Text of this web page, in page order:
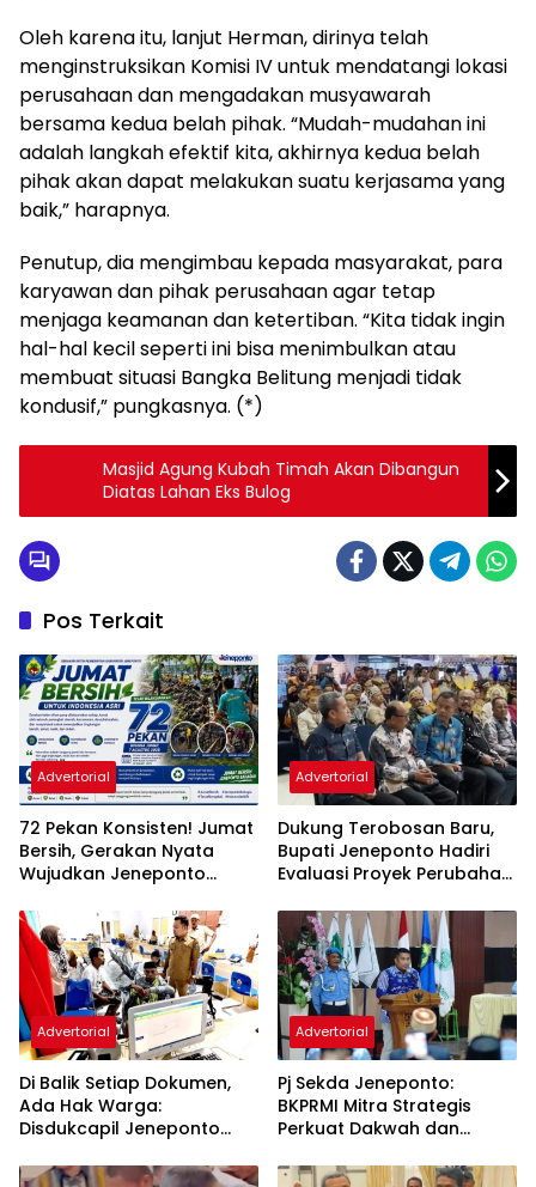
Oleh karena itu, lanjut Herman, dirinya telah
menginstruksikan Komisi IV untuk mendatangi lokasi
perusahaan dan mengadakan musyawarah
bersama kedua belah pihak. “Mudah-mudahan ini
adalah langkah efektif kita, akhirnya kedua belah
pihak akan dapat melakukan suatu kerjasama yang
baik,” harapnya.
Penutup, dia mengimbau kepada masyarakat, para
karyawan dan pihak perusahaan agar tetap
menjaga keamanan dan ketertiban. “Kita tidak ingin
hal-hal kecil seperti ini bisa menimbulkan atau
membuat situasi Bangka Belitung menjadi tidak
kondusif,” pungkasnya. (*)
Masjid Agung Kubah Timah Akan Dibangun
Diatas Lahan Eks Bulog
Pos Terkait
Advertorial
72 Pekan Konsisten! Jumat
Bersih, Gerakan Nyata
Wujudkan Jeneponto
ASRI
Advertorial
Dukung Terobosan Baru,
Bupati Jeneponto Hadiri
Evaluasi Proyek Perubahan
Advertorial
Di Balik Setiap Dokumen,
Ada Hak Warga:
Disdukcapil Jeneponto
Layanan Administrasi
Advertorial
Pj Sekda Jeneponto:
BKPRMI Mitra Strategis
Perkuat Dakwah dan